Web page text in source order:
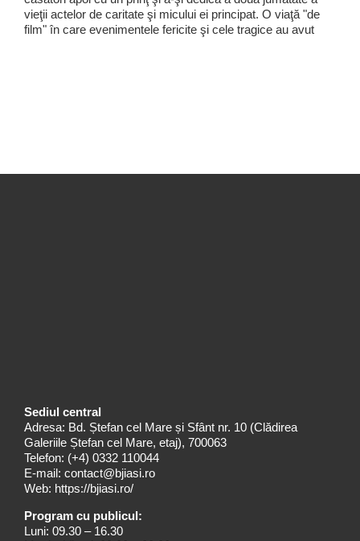
vieţii actelor de caritate şi micului ei principat. O viaţă "de
film" în care evenimentele fericite şi cele tragice au avut
Sediul central
Adresa: Bd. Ștefan cel Mare și Sfânt nr. 10 (Clădirea
Galeriile Ștefan cel Mare, etaj), 700063
Telefon: (+4) 0332 110044
E-mail: contact@bjiasi.ro
Web: https://bjiasi.ro/
Program cu publicul:
Luni: 09.30 – 16.30